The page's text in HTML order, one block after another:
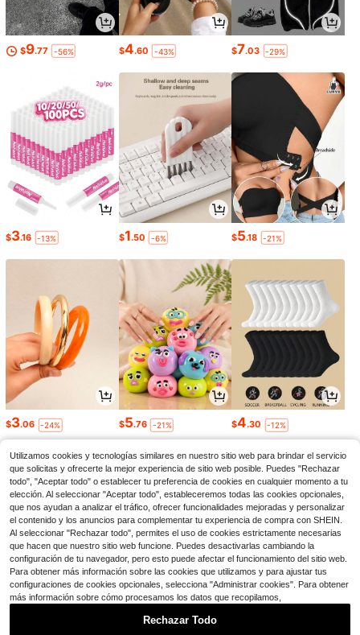
$9.77 -56% $4.60 -43% $7.03 -29%
$3.16 -13% $1.50 -6% $5.18 -21%
$3.06 -24% $5.76 -21% $4.30 -12%
Utilizamos cookies y tecnologías similares en nuestro sitio web para brindar el servicio
que solicitas y ofrecerte la mejor experiencia de sitio web posible. Puedes "Rechazar
todo", "Aceptar todo" o establecer tu preferencia de cookies en cualquier momento a tu
elección. Al seleccionar "Aceptar todo", estableceremos todas las cookies opcionales,
que nos ayudan a analizar el tráfico, ofrecer funcionalidades mejoradas y personalizar
el contenido y los anuncios para complementar tu experiencia de compra con SHEIN.
Al seleccionar "Rechazar todo", permites el uso de cookies estrictamente necesarias
que hacen que nuestro sitio web funcione. Puedes desactivarlas cambiando la
configuración de tu navegador, pero esto puede afectar el funcionamiento del sitio web.
Para obtener más información sobre las cookies que utilizamos y para ajustar tus
configuraciones de cookies opcionales, selecciona "Administrar cookies". Para obtener
más información sobre cómo procesamos los datos que recopilamos,
Rechazar Todo